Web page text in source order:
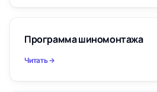
Программа шиномонтажа
Читать